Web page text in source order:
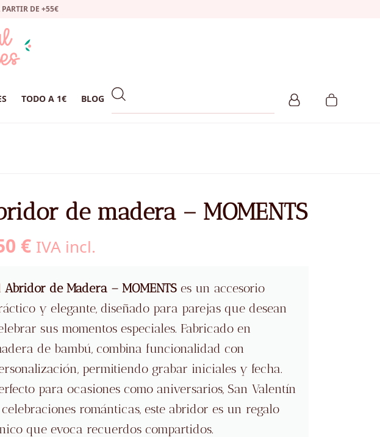
DE +55€
TODO A 1€ BLOG
de madera – MOMENTS
€ IVA incl.
Abridor de Madera – MOMENTS es un accesorio
y elegante, diseñado para parejas que desean
sus momentos especiales. Fabricado en
de bambú, combina funcionalidad con
permitiendo grabar iniciales y fecha.
para ocasiones como aniversarios, San Valentín
románticas, este abridor es un regalo
que evoca recuerdos compartidos.